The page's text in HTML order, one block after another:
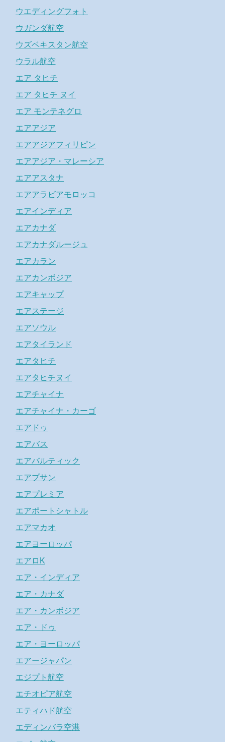
ウエディングフォト
ウガンダ航空
ウズベキスタン航空
ウラル航空
エア タヒチ
エア タヒチ ヌイ
エア モンテネグロ
エアアジア
エアアジアフィリピン
エアアジア・マレーシア
エアアスタナ
エアアラビアモロッコ
エアインディア
エアカナダ
エアカナダルージュ
エアカラン
エアカンボジア
エアキャップ
エアステージ
エアソウル
エアタイランド
エアタヒチ
エアタヒチヌイ
エアチャイナ
エアチャイナ・カーゴ
エアドゥ
エアバス
エアバルティック
エアプサン
エアプレミア
エアポートシャトル
エアマカオ
エアヨーロッパ
エアロK
エア・インディア
エア・カナダ
エア・カンボジア
エア・ドゥ
エア・ヨーロッパ
エアージャパン
エジプト航空
エチオピア航空
エティハド航空
エディンバラ空港